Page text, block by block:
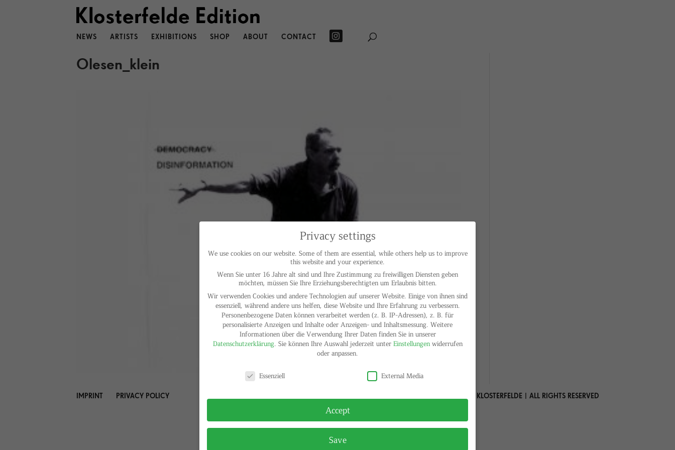
NEWS ARTISTS EXHIBITIONS SHOP ABOUT CONTACT
Olesen_klein
IMPRINT PRIVACY POLICY © HELGA MARIA KLOSTERFELDE | ALL RIGHTS RESERVED
Privacy settings
We use cookies on our website. Some of them are essential, while others help us to improve
this website and your experience.
Wenn Sie unter 16 Jahre alt sind und Ihre Zustimmung zu freiwilligen Diensten geben
möchten, müssen Sie Ihre Erziehungsberechtigten um Erlaubnis bitten.
Wir verwenden Cookies und andere Technologien auf unserer Website. Einige von ihnen sind
essenziell, während andere uns helfen, diese Website und Ihre Erfahrung zu verbessern.
Personenbezogene Daten können verarbeitet werden (z. B. IP-Adressen), z. B. für
personalisierte Anzeigen und Inhalte oder Anzeigen- und Inhaltsmessung. Weitere
Informationen über die Verwendung Ihrer Daten finden Sie in unserer
Datenschutzerklärung. Sie können Ihre Auswahl jederzeit unter Einstellungenwiderrufen
oder anpassen.
Essenziell
External Media
Accept
Save